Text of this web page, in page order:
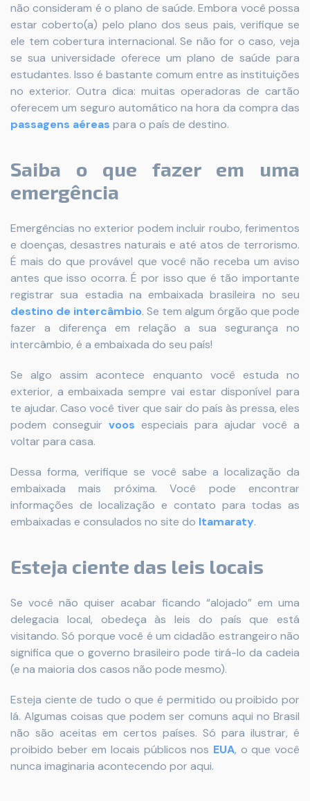
não consideram é o plano de saúde. Embora você possa
estar coberto(a) pelo plano dos seus pais, verifique se
ele tem cobertura internacional. Se não for o caso, veja
se sua universidade oferece um plano de saúde para
estudantes. Isso é bastante comum entre as instituições
no exterior. Outra dica: muitas operadoras de cartão
oferecem um seguro automático na hora da compra das
passagens aéreas para o país de destino.
Saiba o que fazer em uma
emergência
Emergências no exterior podem incluir roubo, ferimentos
e doenças, desastres naturais e até atos de terrorismo.
É mais do que provável que você não receba um aviso
antes que isso ocorra. É por isso que é tão importante
registrar sua estadia na embaixada brasileira no seu
destino de intercâmbio. Se tem algum órgão que pode
fazer a diferença em relação a sua segurança no
intercâmbio, é a embaixada do seu país!
Se algo assim acontece enquanto você estuda no
exterior, a embaixada sempre vai estar disponível para
te ajudar. Caso você tiver que sair do país às pressa, eles
podem conseguir voos especiais para ajudar você a
voltar para casa.
Dessa forma, verifique se você sabe a localização da
embaixada mais próxima. Você pode encontrar
informações de localização e contato para todas as
embaixadas e consulados no site do Itamaraty.
Esteja ciente das leis locais
Se você não quiser acabar ficando “alojado” em uma
delegacia local, obedeça às leis do país que está
visitando. Só porque você é um cidadão estrangeiro não
significa que o governo brasileiro pode tirá-lo da cadeia
(e na maioria dos casos não pode mesmo).
Esteja ciente de tudo o que é permitido ou proibido por
lá. Algumas coisas que podem ser comuns aqui no Brasil
não são aceitas em certos países. Só para ilustrar, é
proibido beber em locais públicos nos EUA, o que você
nunca imaginaria acontecendo por aqui.